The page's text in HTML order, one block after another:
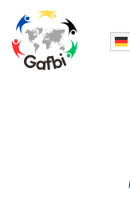
Inhalt
springen